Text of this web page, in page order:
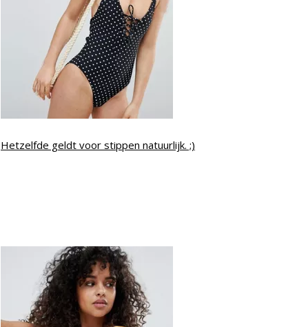
Hetzelfde geldt voor stippen natuurlijk. ;)